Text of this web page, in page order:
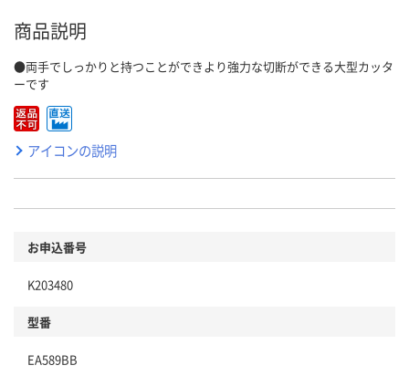
商品説明
●両手でしっかりと持つことができより強力な切断ができる大型カッタ
ーです
アイコンの説明
お申込番号
K203480
型番
EA589BB